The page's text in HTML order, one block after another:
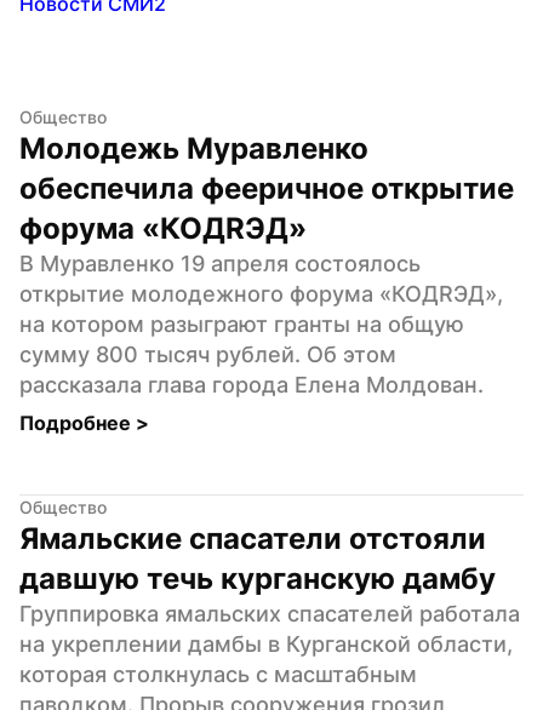
Общество
Молодежь Муравленко
обеспечила фееричное открытие
форума «КОДRЭД»
В Муравленко 19 апреля состоялось
открытие молодежного форума «КОДRЭД»,
на котором разыграют гранты на общую
сумму 800 тысяч рублей. Об этом
рассказала глава города Елена Молдован.
Подробнее >
Общество
Ямальские спасатели отстояли
давшую течь курганскую дамбу
Группировка ямальских спасателей работала
на укреплении дамбы в Курганской области,
которая столкнулась с масштабным
паводком. Прорыв сооружения грозил